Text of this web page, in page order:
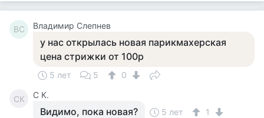
ВС Владимир Слепнев
у нас открылась новая парикмахерская
цена стрижки от 100р
5 лет 5 0
СК С К.
Видимо, пока новая? 5 лет 1